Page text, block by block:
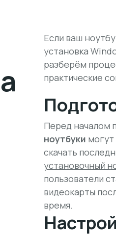
Если ваш
установка
разберём
практические
Перед началом
ноутбуки
скачать
установочный
пользователи
видеокарты
время.